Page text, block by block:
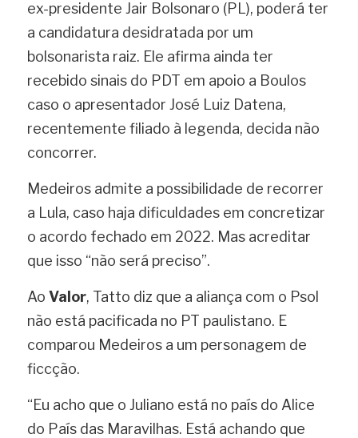
ex-presidente Jair Bolsonaro (PL), poderá ter
a candidatura desidratada por um
bolsonarista raiz. Ele afirma ainda ter
recebido sinais do PDT em apoio a Boulos
caso o apresentador José Luiz Datena,
recentemente filiado à legenda, decida não
concorrer.
Medeiros admite a possibilidade de recorrer
a Lula, caso haja dificuldades em concretizar
o acordo fechado em 2022. Mas acreditar
que isso “não será preciso”.
Ao Valor, Tatto diz que a aliança com o Psol
não está pacificada no PT paulistano. E
comparou Medeiros a um personagem de
ficcção.
“Eu acho que o Juliano está no país do Alice
do País das Maravilhas. Está achando que